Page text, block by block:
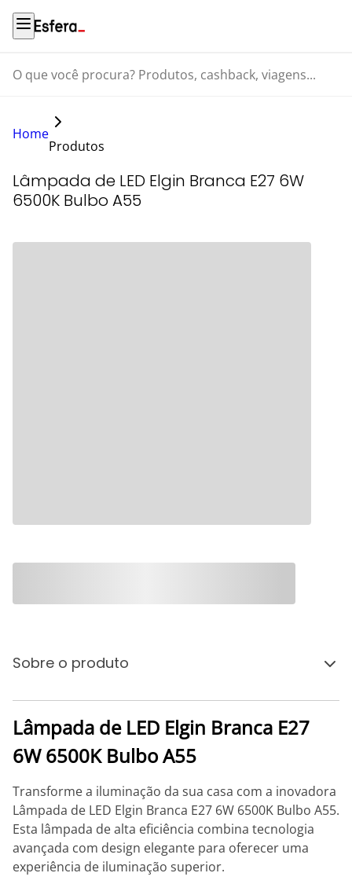
O que você procura? Produtos, cashback, viagens...
Home
Produtos
Lâmpada de LED Elgin Branca E27 6W
6500K Bulbo A55
Sobre o produto
Lâmpada de LED Elgin Branca E27
6W 6500K Bulbo A55
Transforme a iluminação da sua casa com a inovadora
Lâmpada de LED Elgin Branca E27 6W 6500K Bulbo A55.
Esta lâmpada de alta eficiência combina tecnologia
avançada com design elegante para oferecer uma
experiência de iluminação superior.